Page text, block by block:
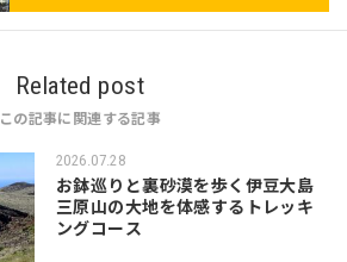
Related post
この記事に関連する記事
2026.07.28
お鉢巡りと裏砂漠を歩く伊豆大島
三原山の大地を体感するトレッキ
ングコース